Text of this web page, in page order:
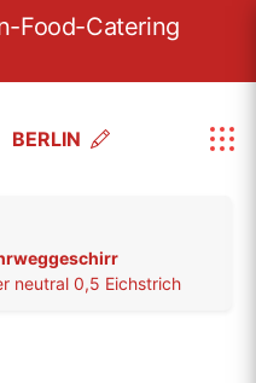
Food-Catering
BERLIN
neutral 0,5 Eichstrich